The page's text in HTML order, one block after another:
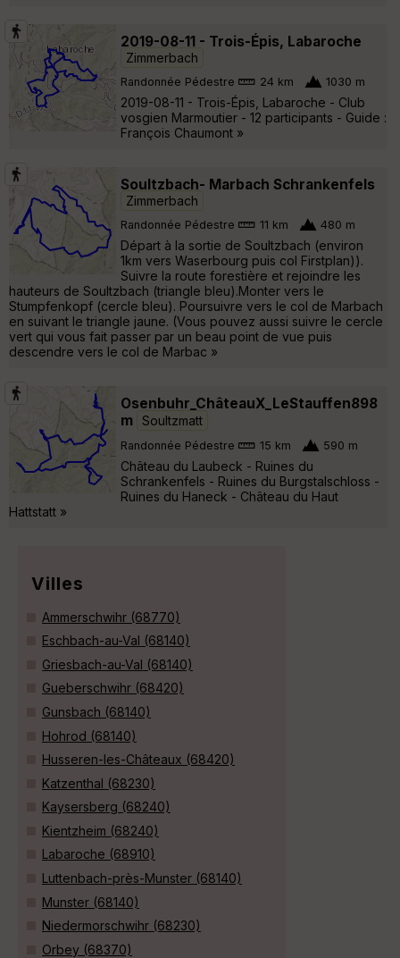
2019-08-11 - Trois-Épis, Labaroche
Zimmerbach
Randonnée Pédestre 24 km 1030 m
2019-08-11 - Trois-Épis, Labaroche - Club
vosgien Marmoutier - 12 participants - Guide :
François Chaumont »
Soultzbach- Marbach Schrankenfels
Zimmerbach
Randonnée Pédestre 11 km 480 m
Départ à la sortie de Soultzbach (environ
1km vers Waserbourg puis col Firstplan)).
Suivre la route forestière et rejoindre les
hauteurs de Soultzbach (triangle bleu).Monter vers le
Stumpfenkopf (cercle bleu). Poursuivre vers le col de Marbach
en suivant le triangle jaune. (Vous pouvez aussi suivre le cercle
vert qui vous fait passer par un beau point de vue puis
descendre vers le col de Marbac »
Osenbuhr_ChâteauX_LeStauffen898
m
Soultzmatt
Randonnée Pédestre 15 km 590 m
Château du Laubeck - Ruines du
Schrankenfels - Ruines du Burgstalschloss -
Ruines du Haneck - Château du Haut
Hattstatt »
Villes
Ammerschwihr (68770)
Eschbach-au-Val (68140)
Griesbach-au-Val (68140)
Gueberschwihr (68420)
Gunsbach (68140)
Hohrod (68140)
Husseren-les-Châteaux (68420)
Katzenthal (68230)
Kaysersberg (68240)
Kientzheim (68240)
Labaroche (68910)
Luttenbach-près-Munster (68140)
Munster (68140)
Niedermorschwihr (68230)
Orbey (68370)